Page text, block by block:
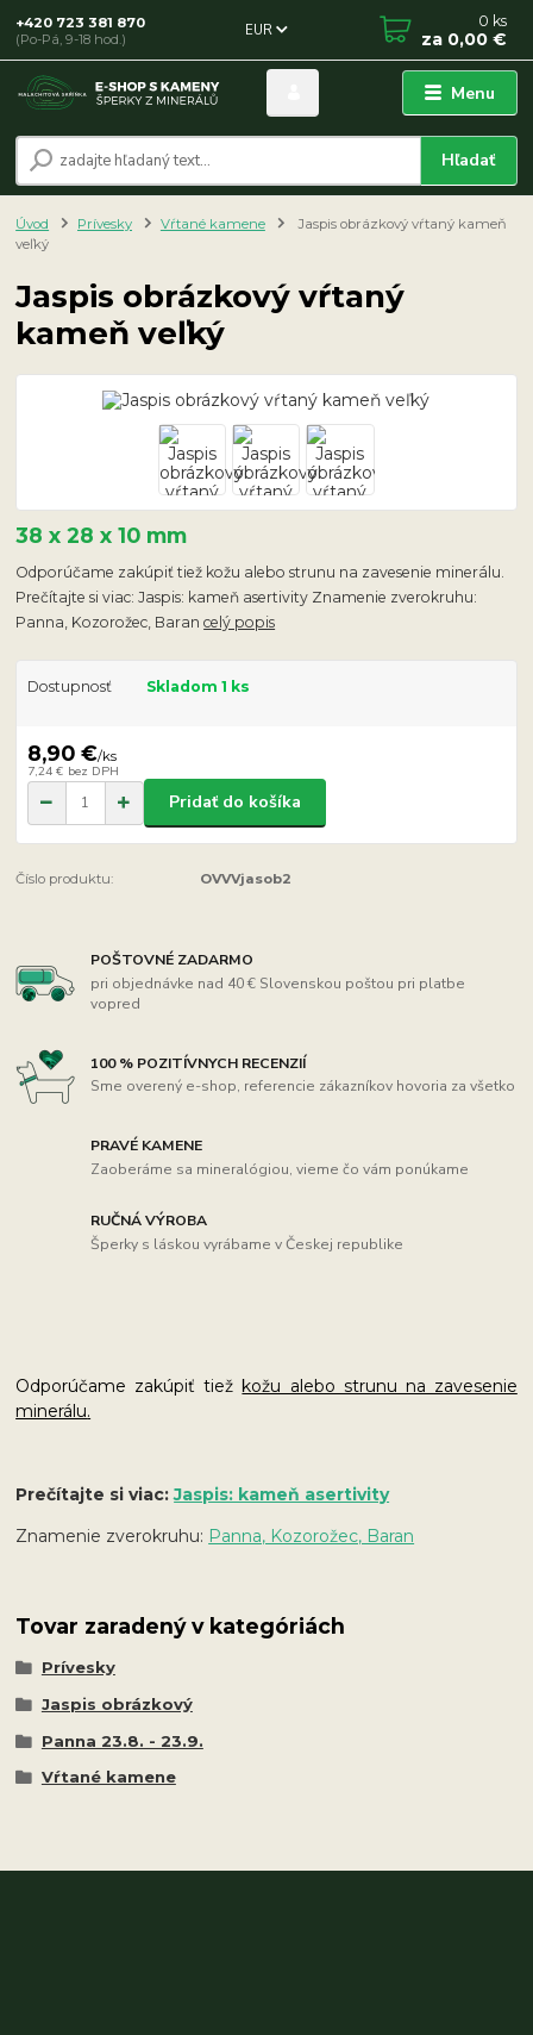
Menu
EUR
Hľadať
+420 723 381 870
(Po-Pá, 9-18 hod.)
0 ks
za 0,00 €
Úvod Prívesky Vŕtané kamene
Jaspis obrázkový vŕtaný kameň
veľký
Jaspis obrázkový vŕtaný
kameň veľký
38 x 28 x 10 mm
Odporúčame zakúpiť tiež kožu alebo strunu na zavesenie minerálu.
Prečítajte si viac: Jaspis: kameň asertivity Znamenie zverokruhu:
Panna, Kozorožec, Barancelý popis
Dostupnosť Skladom 1 ks
8,90 €/ks
7,24 € bez DPH
Pridať do košíka
Číslo produktu: OVVVjasob2
POŠTOVNÉ ZADARMO
pri objednávke nad 40 € Slovenskou poštou pri platbe
vopred
100 % POZITÍVNYCH RECENZIÍ
Sme overený e-shop, referencie zákazníkov hovoria za všetko
PRAVÉ KAMENE
Zaoberáme sa mineralógiou, vieme čo vám ponúkame
RUČNÁ VÝROBA
Šperky s láskou vyrábame v Českej republike
Odporúčame zakúpiť tiež kožu alebo strunu na zavesenie
minerálu.
Prečítajte si viac:Jaspis: kameň asertivity
Znamenie zverokruhu: Panna, Kozorožec, Baran
Tovar zaradený v kategóriách
Prívesky
Jaspis obrázkový
Panna 23.8. - 23.9.
Vŕtané kamene